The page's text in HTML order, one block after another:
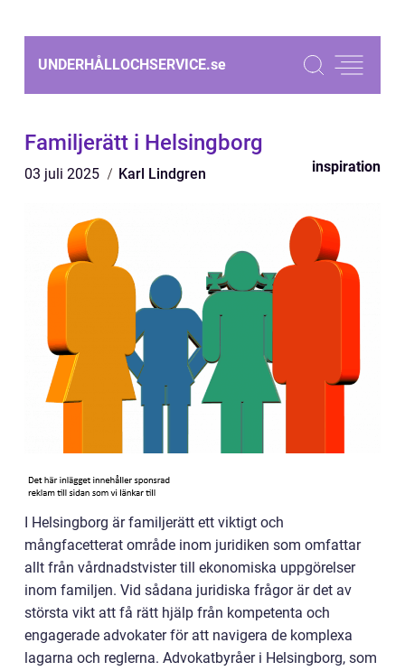
UNDERHÅLLOCHSERVICE.se
Familjerätt i Helsingborg
03 juli 2025 Karl Lindgren inspiration
I Helsingborg är familjerätt ett viktigt och
mångfacetterat område inom juridiken som omfattar
allt från vårdnadstvister till ekonomiska uppgörelser
inom familjen. Vid sådana juridiska frågor är det av
största vikt att få rätt hjälp från kompetenta och
engagerade advokater för att navigera de komplexa
lagarna och reglerna. Advokatbyråer i Helsingborg, som